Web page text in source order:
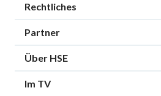
Rechtliches
Partner
Über HSE
Im TV